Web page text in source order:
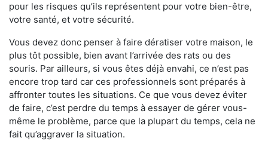
pour les risques qu’ils représentent pour votre bien-être,
votre santé, et votre sécurité.
Vous devez donc penser à faire dératiser votre maison, le
plus tôt possible, bien avant l’arrivée des rats ou des
souris. Par ailleurs, si vous êtes déjà envahi, ce n’est pas
encore trop tard car ces professionnels sont préparés à
affronter toutes les situations. Ce que vous devez éviter
de faire, c’est perdre du temps à essayer de gérer vous-
même le problème, parce que la plupart du temps, cela ne
fait qu’aggraver la situation.